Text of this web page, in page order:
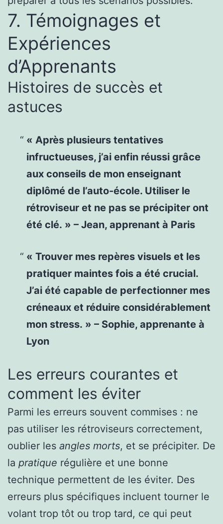
7. Témoignages et
Expériences
d’Apprenants
Histoires de succès et
astuces
« Après plusieurs tentatives
infructueuses, j’ai enfin réussi grâce
aux conseils de mon enseignant
diplômé de l’auto-école. Utiliser le
rétroviseur et ne pas se précipiter ont
été clé. » – Jean, apprenant à Paris
« Trouver mes repères visuels et les
pratiquer maintes fois a été crucial.
J’ai été capable de perfectionner mes
créneaux et réduire considérablement
mon stress. » – Sophie, apprenante à
Lyon
Les erreurs courantes et
comment les éviter
Parmi les erreurs souvent commises : ne
pas utiliser les rétroviseurs correctement,
oublier les angles morts, et se précipiter. De
la pratique régulière et une bonne
technique permettent de les éviter. Des
erreurs plus spécifiques incluent tourner le
volant trop tôt ou trop tard, ce qui peut